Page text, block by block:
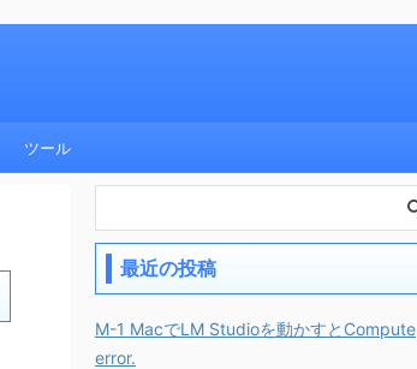
ツール
最近の投稿
M-1 MacでLM Studioを動かすとCompute
error.